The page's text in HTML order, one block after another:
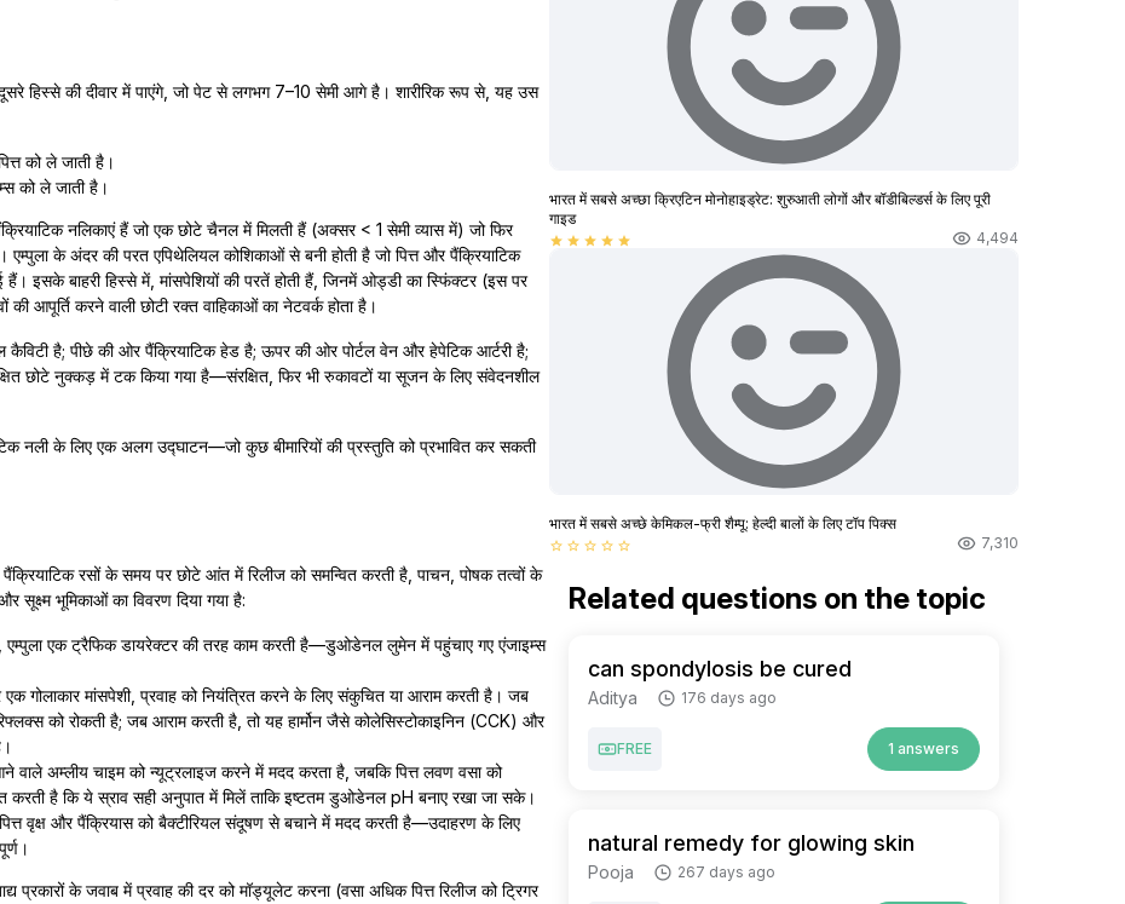
हिस्से की दीवार में पाएंगे, जो पेट से लगभग 7–10 सेमी आगे है। शारीरिक रूप से, यह उस
को ले जाती है।
को ले जाती है।
नलिकाएं हैं जो एक छोटे चैनल में मिलती हैं (अक्सर < 1 सेमी व्यास में) जो फिर
के अंदर की परत एपिथेलियल कोशिकाओं से बनी होती है जो पित्त और पैंक्रियाटिक
इसके बाहरी हिस्से में, मांसपेशियों की परतें होती हैं, जिनमें ओड्डी का स्फिंक्टर (इस पर
करने वाली छोटी रक्त वाहिकाओं का नेटवर्क होता है।
है; पीछे की ओर पैंक्रियाटिक हेड है; ऊपर की ओर पोर्टल वेन और हेपेटिक आर्टरी है;
छोटे नुक्कड़ में टक किया गया है—संरक्षित, फिर भी रुकावटों या सूजन के लिए संवेदनशील
नली के लिए एक अलग उद्घाटन—जो कुछ बीमारियों की प्रस्तुति को प्रभावित कर सकती
रसों के समय पर छोटे आंत में रिलीज को समन्वित करती है, पाचन, पोषक तत्वों के
भूमिकाओं का विवरण दिया गया है:
एम्पुला एक ट्रैफिक डायरेक्टर की तरह काम करती है—डुओडेनल लुमेन में पहुंचाए गए एंजाइम्स
गोलाकार मांसपेशी, प्रवाह को नियंत्रित करने के लिए संकुचित या आराम करती है। जब
को रोकती है; जब आराम करती है, तो यह हार्मोन जैसे कोलेसिस्टोकाइनिन (CCK) और
वाले अम्लीय चाइम को न्यूट्रलाइज करने में मदद करता है, जबकि पित्त लवण वसा को
करती है कि ये स्राव सही अनुपात में मिलें ताकि इष्टतम डुओडेनल pH बनाए रखा जा सके।
वृक्ष और पैंक्रियास को बैक्टीरियल संदूषण से बचाने में मदद करती है—उदाहरण के लिए
प्रकारों के जवाब में प्रवाह की दर को मॉड्यूलेट करना (वसा अधिक पित्त रिलीज को ट्रिगर
भारत में सबसे अच्छा क्रिएटिन मोनोहाइड्रेट: शुरुआती लोगों और बॉडीबिल्डर्स के लिए पूरी
गाइड
star star star star star 4,494
भारत में सबसे अच्छे केमिकल-फ्री शैम्पू: हेल्दी बालों के लिए टॉप पिक्स
star_border star_border star_border star_border star_border 7,310
Related questions on the topic
can spondylosis be cured
Aditya 176 days ago
FREE 1 answers
natural remedy for glowing skin
Pooja 267 days ago